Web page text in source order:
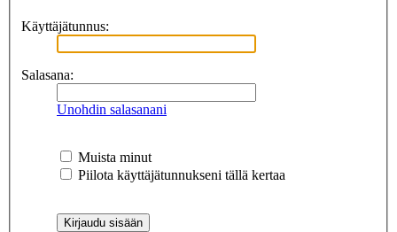
Käyttäjätunnus:
Salasana:
Unohdin salasanani
Muista minut
Piilota käyttäjätunnukseni tällä kertaa